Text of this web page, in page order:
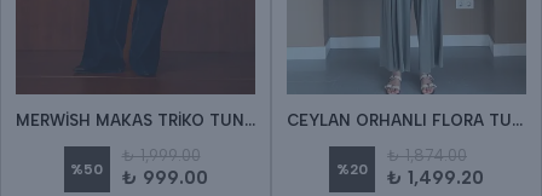
MERWİSH MAKAS TRİKO TUNİK
%50
₺ 1,999.00
₺ 999.00
CEYLAN ORHANLI FLORA TUNİK
%20
₺ 1,874.00
₺ 1,499.20